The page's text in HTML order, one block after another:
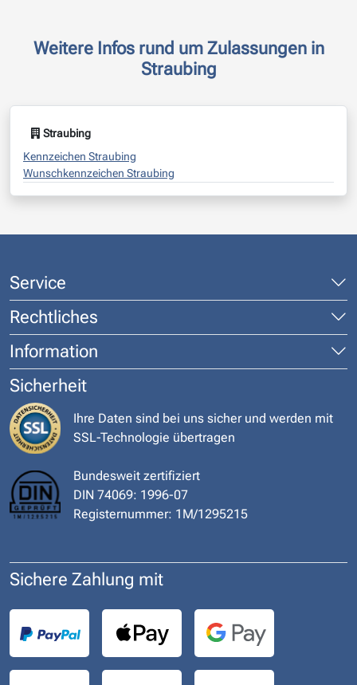
Weitere Infos rund um Zulassungen in
Straubing
Straubing
Kennzeichen Straubing
Wunschkennzeichen Straubing
Service
Rechtliches
Information
Sicherheit
Ihre Daten sind bei uns sicher und werden mit
SSL-Technologie übertragen
Bundesweit zertifiziert
DIN 74069: 1996-07
Registernummer: 1M/1295215
Sichere Zahlung mit